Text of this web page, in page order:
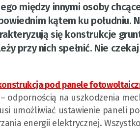
między innymi osoby
kątem ku południu.
się konstrukcje
przy nich spełnić. Nie
pod panele
odpornością na uszkodzenia
umożliwiać ustawienie paneli
energii elektrycznej.